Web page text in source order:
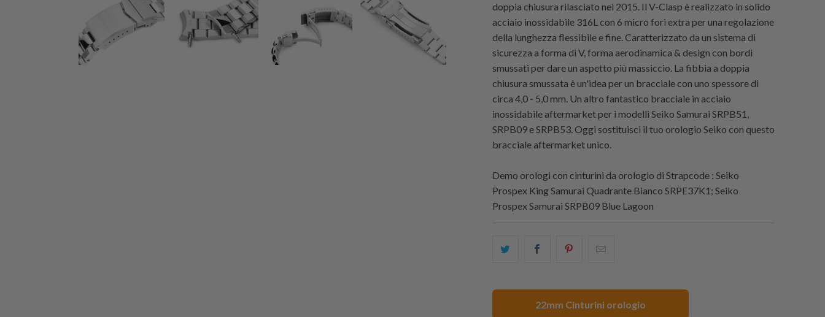
doppia chiusura rilasciato nel 2015. Il V-Clasp è realizzato in solido
acciaio inossidabile 316L con 6 micro fori extra per una regolazione
della lunghezza flessibile e fine. Caratterizzato da un sistema di
sicurezza a forma di V, forma aerodinamica & design con bordi
smussati per dare un aspetto più massiccio. La fibbia a doppia
chiusura smussata è un'idea per un bracciale con uno spessore di
circa 4,0 - 5,0 mm. Un altro fantastico bracciale in acciaio
inossidabile aftermarket per i modelli Seiko Samurai SRPB51,
SRPB09 e SRPB53. Oggi sostituisci il tuo orologio Seiko con questo
bracciale aftermarket unico.
Demo orologi con cinturini da orologio di Strapcode : Seiko
Prospex King Samurai Quadrante Bianco SRPE37K1; Seiko
Prospex Samurai SRPB09 Blue Lagoon
Condividi Share
Condividi
friend
22mm Cinturini orologio